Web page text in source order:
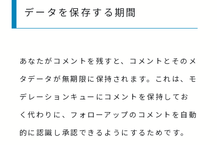
データを保存する期間
あなたがコメントを残すと、コメントとそのメ
タデータが無期限に保持されます。これは、モ
デレーションキューにコメントを保持してお
く代わりに、フォローアップのコメントを自動
的に認識し承認できるようにするためです。